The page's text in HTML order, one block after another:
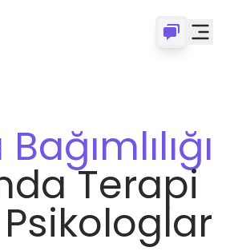
Terapi